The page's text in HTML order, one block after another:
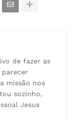
de fazer as
parecer
missão nos
sozinho,
Jesus